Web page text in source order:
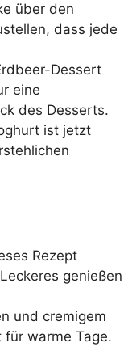
über den
dass jede
Dessert
eine
des Desserts.
ist jetzt
Rezept
genießen
und cremigem
warme Tage.